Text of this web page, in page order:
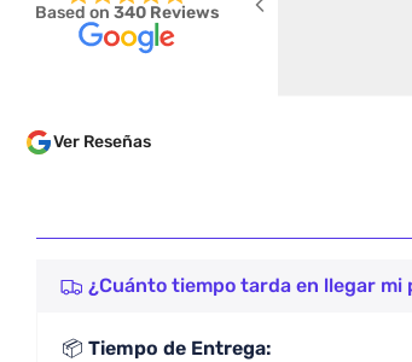
Based on 340 Reviews
súper fácil para hacer el
cumplieron con el
Ver Reseñas
¿Cuánto tiempo tarda en llegar mi
📦 Tiempo de Entrega: